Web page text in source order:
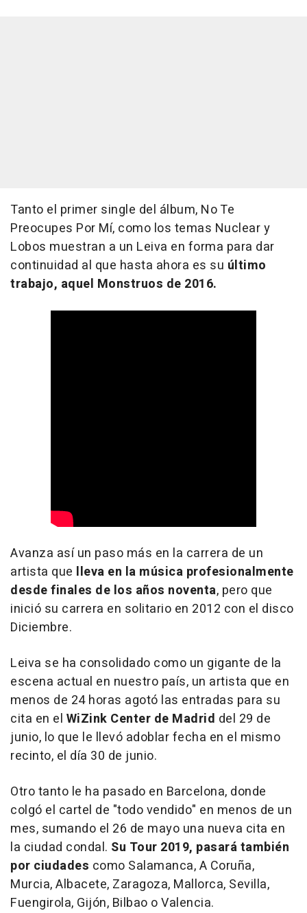
Tanto el primer single del álbum, No Te
Preocupes Por Mí, como los temas Nuclear y
Lobos muestran a un Leiva en forma para dar
continuidad al que hasta ahora es su último
trabajo, aquel Monstruos de 2016.
Avanza así un paso más en la carrera de un
artista que lleva en la música profesionalmente
desde finales de los años noventa, pero que
inició su carrera en solitario en 2012 con el disco
Diciembre.
Leiva se ha consolidado como un gigante de la
escena actual en nuestro país, un artista que en
menos de 24 horas agotó las entradas para su
cita en el WiZink Center de Madrid del 29 de
junio, lo que le llevó adoblar fecha en el mismo
recinto, el día 30 de junio.
Otro tanto le ha pasado en Barcelona, donde
colgó el cartel de "todo vendido" en menos de un
mes, sumando el 26 de mayo una nueva cita en
la ciudad condal. Su Tour 2019, pasará también
por ciudades como Salamanca, A Coruña,
Murcia, Albacete, Zaragoza, Mallorca, Sevilla,
Fuengirola, Gijón, Bilbao o Valencia.